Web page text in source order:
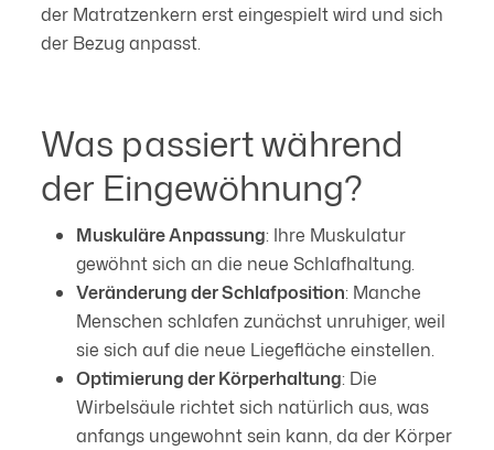
der Matratzenkern erst eingespielt wird und sich
der Bezug anpasst.
Was passiert während
der Eingewöhnung?
Muskuläre Anpassung: Ihre Muskulatur
gewöhnt sich an die neue Schlafhaltung.
Veränderung der Schlafposition: Manche
Menschen schlafen zunächst unruhiger, weil
sie sich auf die neue Liegefläche einstellen.
Optimierung der Körperhaltung: Die
Wirbelsäule richtet sich natürlich aus, was
anfangs ungewohnt sein kann, da der Körper